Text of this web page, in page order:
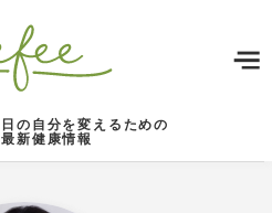
の自分を変えるための
新健康情報